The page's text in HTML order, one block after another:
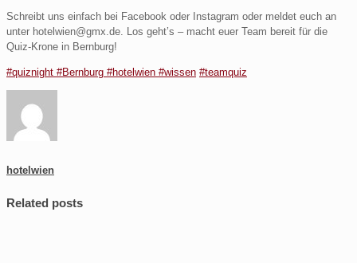
Schreibt uns einfach bei Facebook oder Instagram oder meldet euch an
unter hotelwien@gmx.de. Los geht’s – macht euer Team bereit für die
Quiz-Krone in Bernburg!
#quiznight #Bernburg #hotelwien #wissen #teamquiz
hotelwien
Related posts